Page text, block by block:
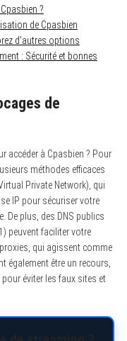
?
de Cpasbien
d’autres options
: Sécurité et bonnes
de
accéder à Cpasbien ? Pour
méthodes efficaces
Private Network), qui
IP pour sécuriser votre
De plus, des DNS publics
peuvent faciliter votre
qui agissent comme
également être un recours,
éviter les faux sites et